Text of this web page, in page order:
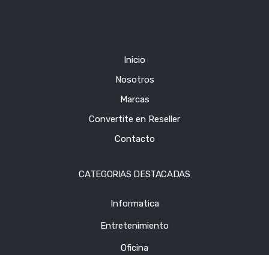
Inicio
Nosotros
Marcas
Convertite en Reseller
Contacto
CATEGORIAS DESTACADAS
Informatica
Entretenimiento
Oficina